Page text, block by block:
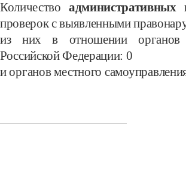
Количество
проверок с выявленными
из них в отношении органов
Российской Федерации: 0
и органов местного